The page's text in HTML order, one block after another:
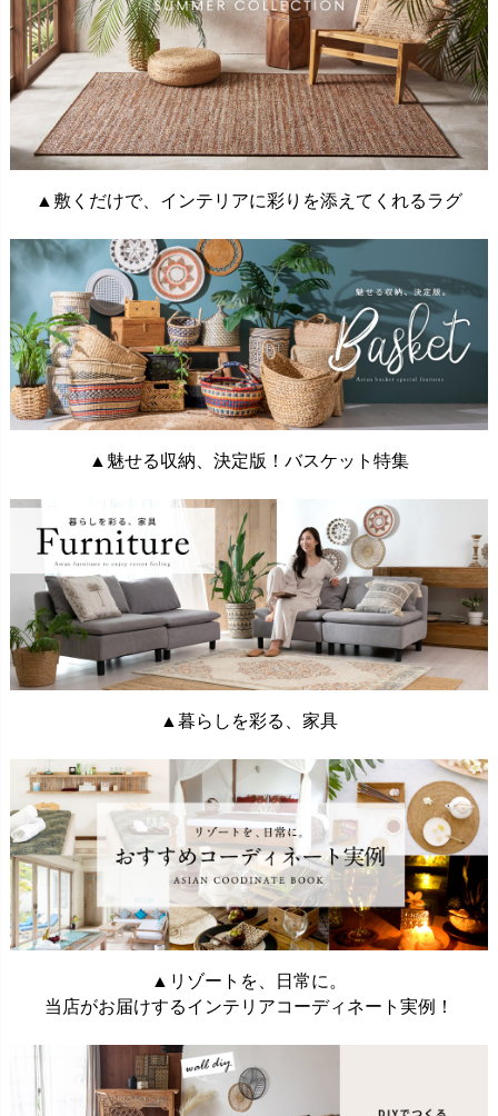
▲敷くだけで、インテリアに彩りを添えてくれるラグ
▲魅せる収納、決定版！バスケット特集
▲暮らしを彩る、家具
▲リゾートを、日常に。
当店がお届けするインテリアコーディネート実例！